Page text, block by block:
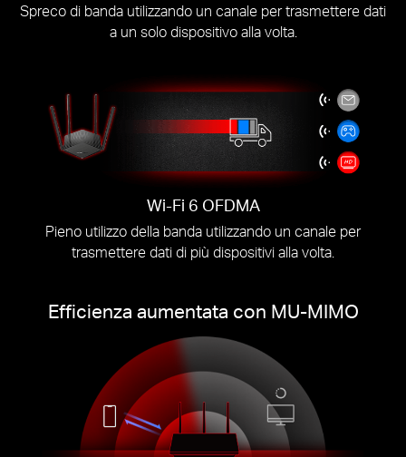
Spreco di banda utilizzando un canale per trasmettere dati
a un solo dispositivo alla volta.
Wi-Fi 6 OFDMA
Pieno utilizzo della banda utilizzando un canale per
trasmettere dati di più dispositivi alla volta.
Efficienza aumentata con MU-MIMO